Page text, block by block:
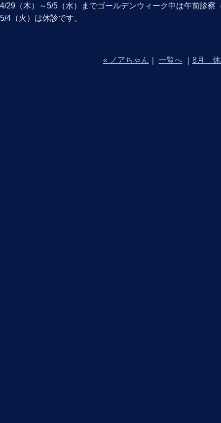
4/29（木）～5/5（水）までゴールデンウィーク中は午前診察
5/4（火）は休診です。
« ノアちゃん 一覧へ 8月 休